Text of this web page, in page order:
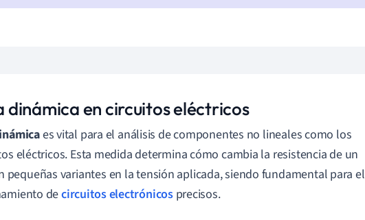
dinámica en circuitos eléctricos
es vital para el análisis de componentes no lineales como los
eléctricos. Esta medida determina cómo cambia la resistencia de un
pequeñas variantes en la tensión aplicada, siendo fundamental para el
decircuitos electrónicosprecisos.